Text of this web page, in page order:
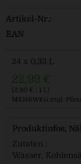
Artikel-Nr.:
EAN
24 x 0,33 L
22,99 €
(2,90 € / 1 L)
MEHRWEG zzgl.
Produktinfos,
Zutaten :
Wasser,